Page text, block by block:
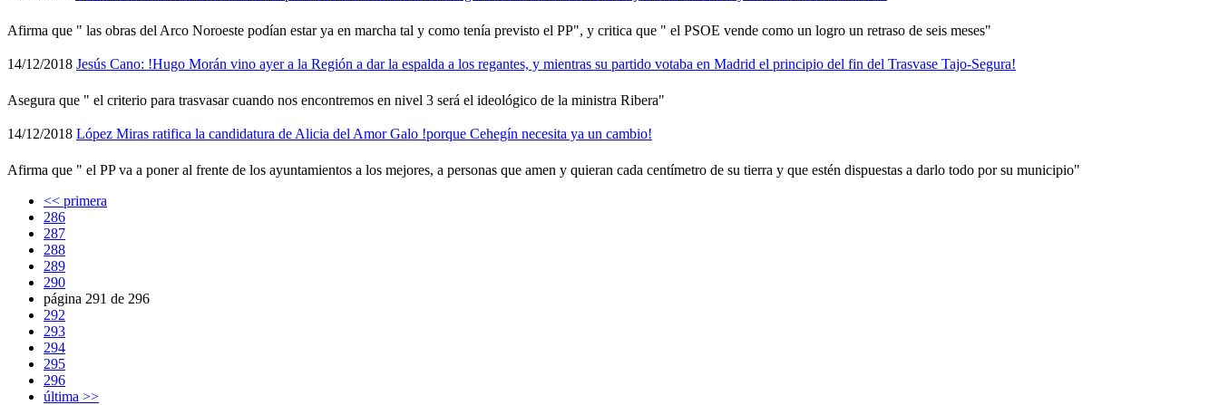
Afirma que " las obras del Arco Noroeste podí­an estar ya en marcha tal y como tení­a previsto el PP", y critica que " el PSOE vende como un logro un retraso de seis meses"
14/12/2018 Jesús Cano: !Hugo Morán vino ayer a la Región a dar la espalda a los regantes, y mientras su partido votaba en Madrid el principio del fin del Trasvase Tajo-Segura!
Asegura que " el criterio para trasvasar cuando nos encontremos en nivel 3 será el ideológico de la ministra Ribera"
14/12/2018 López Miras ratifica la candidatura de Alicia del Amor Galo !porque Cehegí­n necesita ya un cambio!
Afirma que " el PP va a poner al frente de los ayuntamientos a los mejores, a personas que amen y quieran cada centí­metro de su tierra y que estén dispuestas a darlo todo por su municipio"
<< primera
286
287
288
289
290
página 291 de 296
292
293
294
295
296
última >>